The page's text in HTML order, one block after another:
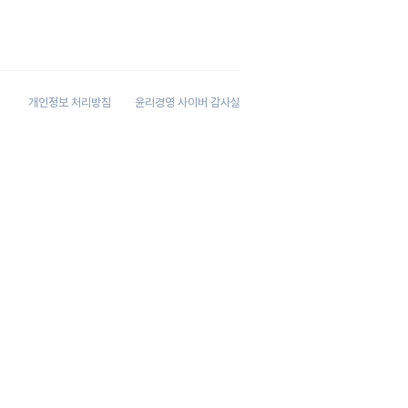
​개인정보 처리방침 윤리경영 사이버 감사실